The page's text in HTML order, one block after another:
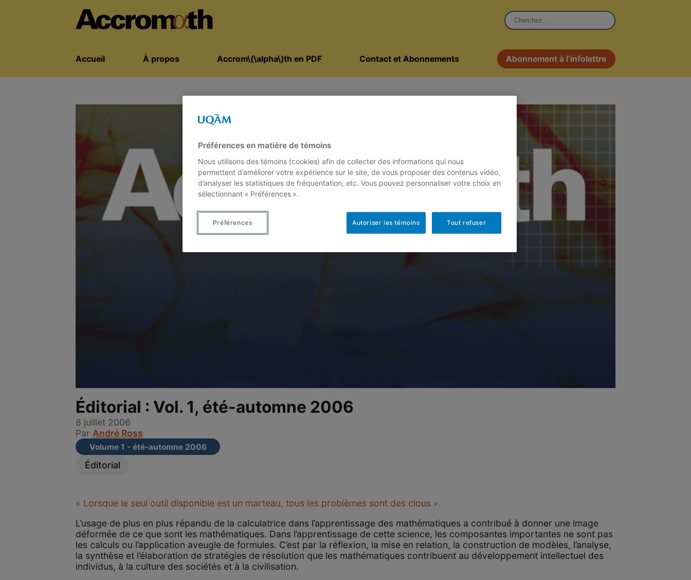
Rechercher :
Accueil À propos Accrom\(\alpha\)th en PDF Contact et Abonnements Abonnement à l’infolettre
Éditorial : Vol. 1, été-automne 2006
8 juillet 2006
Par André Ross
Volume 1 - été-automne 2006
Éditorial
« Lorsque le seul outil disponible est un marteau, tous les problèmes sont des clous ».
L’usage de plus en plus répandu de la calculatrice dans l’apprentissage des mathématiques a contribué à donner une image
déformée de ce que sont les mathématiques. Dans l’apprentissage de cette science, les composantes importantes ne sont pas
les calculs ou l’application aveugle de formules. C’est par la réflexion, la mise en relation, la construction de modèles, l’analyse,
la synthèse et l’élaboration de stratégies de résolution que les mathématiques contribuent au développement intellectuel des
individus, à la culture des sociétés et à la civilisation.
Préférences en matière de témoins
Nous utilisons des témoins (cookies) afin de collecter des informations qui nous
permettent d’améliorer votre expérience sur le site, de vous proposer des contenus vidéo,
d’analyser les statistiques de fréquentation, etc. Vous pouvez personnaliser votre choix en
sélectionnant « Préférences ».
Tout refuser
Autoriser les témoins
Préférences